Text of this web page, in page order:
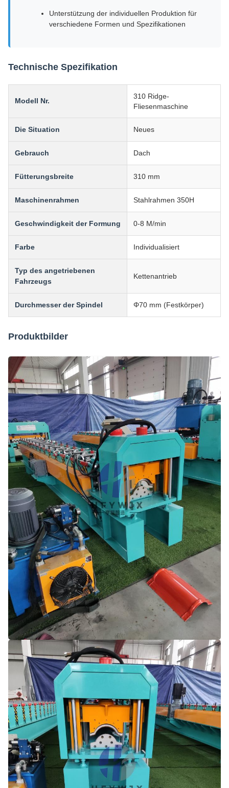
Unterstützung der individuellen Produktion für
verschiedene Formen und Spezifikationen
Technische Spezifikation
Modell Nr.
310 Ridge-
Fliesenmaschine
Die Situation Neues
Gebrauch Dach
Fütterungsbreite 310 mm
Maschinenrahmen Stahlrahmen 350H
Geschwindigkeit der Formung 0-8 M/min
Farbe Individualisiert
Typ des angetriebenen
Fahrzeugs
Kettenantrieb
Durchmesser der Spindel Φ70 mm (Festkörper)
Produktbilder